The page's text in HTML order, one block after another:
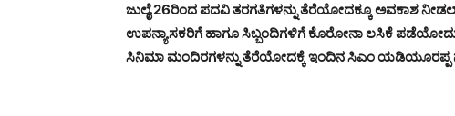
ಜುಲೈ 26ರಿಂದ ಪದವಿ ತರಗತಿಗಳನ್ನು ತೆರೆಯೋದಕ್ಕೂ ಅವಕಾಶ
ಉಪನ್ಯಾಸಕರಿಗೆ ಹಾಗೂ ಸಿಬ್ಬಂದಿಗಳಿಗೆ ಕೊರೋನಾ ಲಸಿಕೆ
ಸಿನಿಮಾ ಮಂದಿರಗಳನ್ನು ತೆರೆಯೋದಕ್ಕೆ ಇಂದಿನ ಸಿಎಂ ಯಡಿಯೂರಪ್ಪ